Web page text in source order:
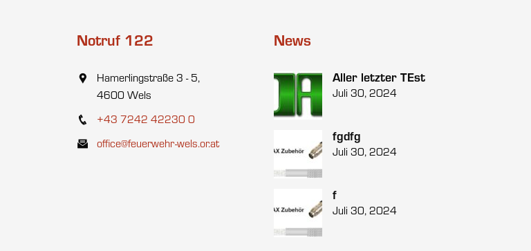
Notruf 122
Hamerlingstraße 3 - 5,
4600 Wels
+43 7242 42230 0
office@feuerwehr-wels.or.at
News
Aller letzter TEst
Juli 30, 2024
fgdfg
Juli 30, 2024
f
Juli 30, 2024